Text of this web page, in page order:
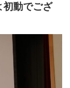
初動でござ